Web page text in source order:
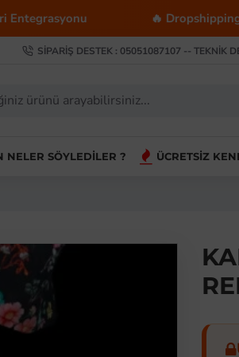
🔥 Dropshipping Bayi
SIPARIŞ DESTEK : 05051087107 -- TEKNIK
NELER SÖYLEDILER ? ÜCRETSIZ